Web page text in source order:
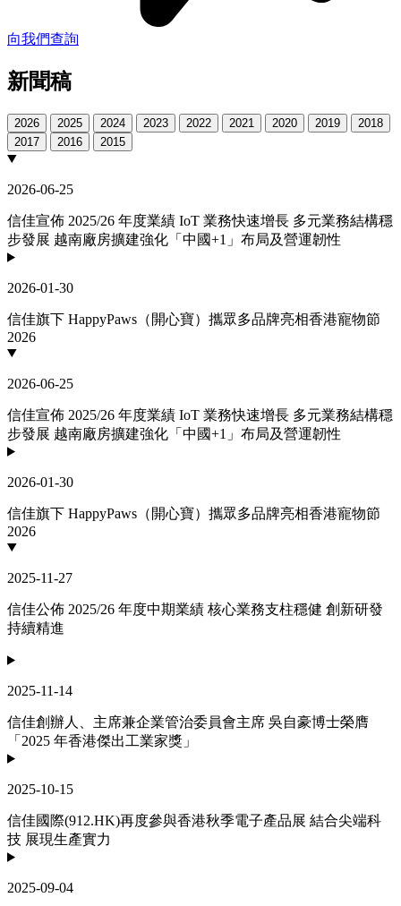
向我們查詢
新聞稿
2026 2025 2024 2023 2022 2021 2020 2019
2018
2017
2016 2015
2026-06-25
信佳宣佈 2025/26 年度業績 IoT 業務快速增長 多元業務結構穩
步發展 越南廠房擴建強化「中國+1」布局及營運韌性
2026-01-30
信佳旗下 HappyPaws（開心寶）攜眾多品牌亮相香港寵物節
2026
2026-06-25
信佳宣佈 2025/26 年度業績 IoT 業務快速增長 多元業務結構穩
步發展 越南廠房擴建強化「中國+1」布局及營運韌性
2026-01-30
信佳旗下 HappyPaws（開心寶）攜眾多品牌亮相香港寵物節
2026
2025-11-27
信佳公佈 2025/26 年度中期業績 核心業務支柱穩健 創新研發
持續精進
2025-11-14
信佳創辦人、主席兼企業管治委員會主席 吳自豪博士榮膺
「2025 年香港傑出工業家獎」
2025-10-15
信佳國際(912.HK)再度參與香港秋季電子產品展 結合尖端科
技 展現生產實力
2025-09-04